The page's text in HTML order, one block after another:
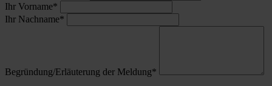
Ihr Vorname*
Ihr Nachname*
Begründung/Erläuterung der Meldung*